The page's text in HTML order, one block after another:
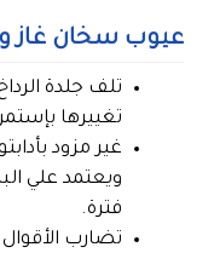
عيوب سخان غاز
تلف جلدة
تغييرها
ويعتمد علي
فترة.
تضارب